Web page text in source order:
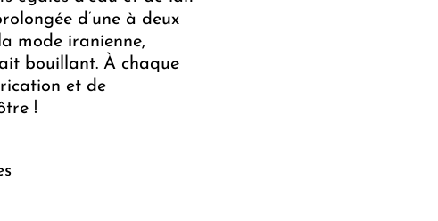
d’une à deux
mode iranienne,
bouillant. À chaque
et de
!